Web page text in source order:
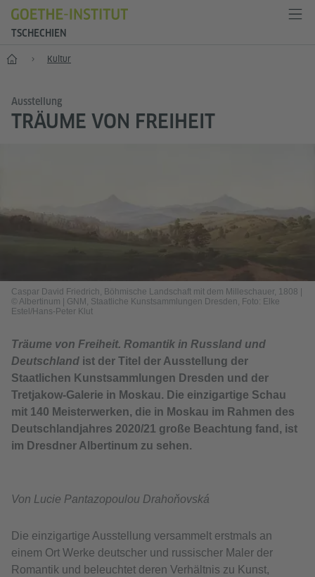
TSCHECHIEN
Start Kultur
Ausstellung
TRÄUME VON FREIHEIT
Caspar David Friedrich, Böhmische Landschaft mit dem Milleschauer, 1808
© Albertinum | GNM, Staatliche Kunstsammlungen Dresden, Foto: Elke
Estel/Hans-Peter Klut
Träume von Freiheit. Romantik in Russland und
Deutschland ist der Titel der Ausstellung der
Staatlichen Kunstsammlungen Dresden und der
Tretjakow-Galerie in Moskau. Die einzigartige Schau
mit 140 Meisterwerken, die in Moskau im Rahmen des
Deutschlandjahres 2020/21 große Beachtung fand, ist
im Dresdner Albertinum zu sehen.
Von Lucie Pantazopoulou Drahoňovská
Die einzigartige Ausstellung versammelt erstmals an
einem Ort Werke deutscher und russischer Maler der
Romantik und beleuchtet deren Verhältnis zu Kunst,